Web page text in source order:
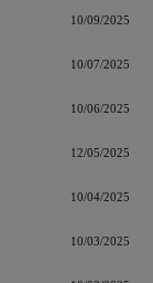
10/09/2025
10/07/2025
10/06/2025
12/05/2025
10/04/2025
10/03/2025